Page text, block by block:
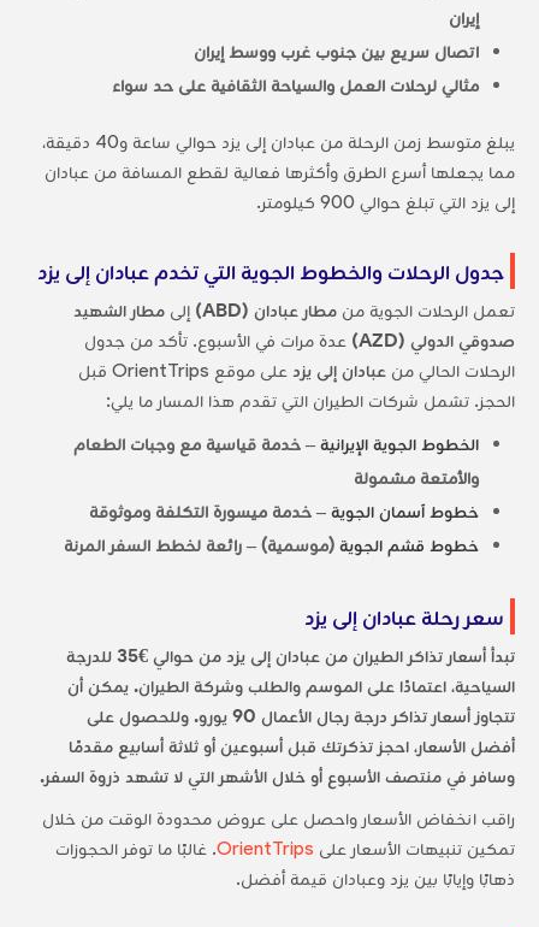
إيران
اتصال سريع بين جنوب غرب ووسط إيران
مثالي لرحلات العمل والسياحة الثقافية على حد سواء
يبلغ متوسط زمن الرحلة من عبادان إلى يزد حوالي ساعة و40 دقيقة،
مما يجعلها أسرع الطرق وأكثرها فعالية لقطع المسافة من عبادان
إلى يزد التي تبلغ حوالي 900 كيلومتر.
جدول الرحلات والخطوط الجوية التي تخدم عبادان إلى يزد
تعمل الرحلات الجوية من مطار عبادان (ABD) إلى مطار الشهيد
صدوقي الدولي (AZD)
عدة مرات في الأسبوع. تأكد من جدول
الرحلات الحالي من عبادان إلى يزد
على موقع OrientTrips قبل
الحجز. تشمل شركات الطيران التي تقدم هذا المسار ما يلي:
الخطوط الجوية الإيرانية– خدمة قياسية مع وجبات الطعام
والأمتعة مشمولة
خطوط آسمان الجوية– خدمة ميسورة التكلفة وموثوقة
خطوط قشم الجوية(موسمية) – رائعة لخطط السفر المرنة
سعر رحلة عبادان إلى يزد
تبدأ أسعار تذاكر الطيران من عبادان إلى يزد من حوالي €35 للدرجة
السياحية، اعتمادًا على الموسم والطلب وشركة الطيران. يمكن أن
تتجاوز أسعار تذاكر درجة رجال الأعمال 90 يورو. وللحصول على
أفضل الأسعار، احجز تذكرتك قبل أسبوعين أو ثلاثة أسابيع مقدمًا
وسافر في منتصف الأسبوع أو خلال الأشهر التي لا تشهد ذروة السفر.
راقب انخفاض الأسعار واحصل على عروض محدودة الوقت من خلال
تمكين تنبيهات الأسعار على OrientTrips. غالبًا ما توفر الحجوزات
ذهابًا وإيابًا بين يزد وعبادان قيمة أفضل.